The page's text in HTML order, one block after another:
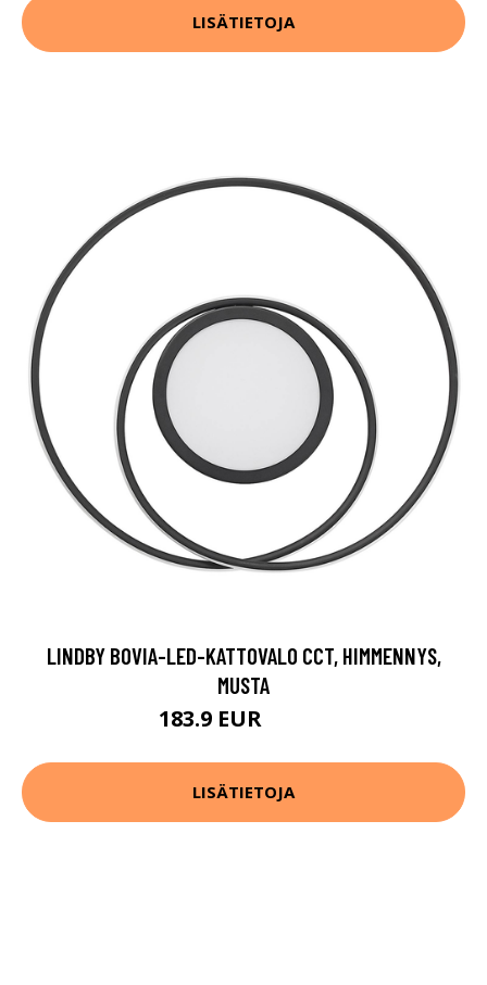
LISÄTIETOJA
LINDBY BOVIA-LED-KATTOVALO CCT, HIMMENNYS,
MUSTA
183.9 EUR
LISÄTIETOJA